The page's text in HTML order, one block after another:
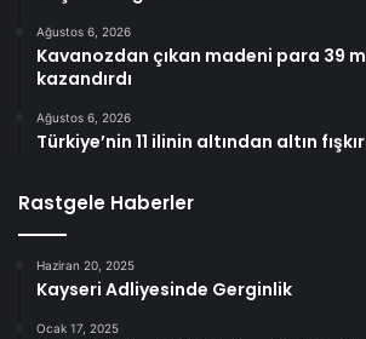
Ağustos 6, 2026
Kavanozdan çıkan madeni para 39
kazandırdı
Ağustos 6, 2026
Türkiye’nin 11 ilinin altından altın
Rastgele Haberler
Haziran 20, 2025
Kayseri Adliyesinde Gerginlik
Ocak 17, 2025